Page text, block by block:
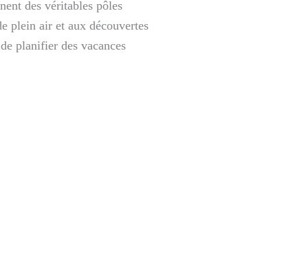
des véritables pôles
plein air et aux découvertes
planifier des vacances